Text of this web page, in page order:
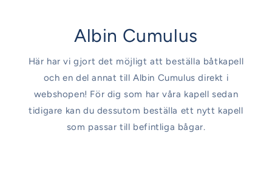
Albin Cumulus
Här har vi gjort det möjligt att beställa båtkapell
och en del annat till Albin Cumulus direkt i
webshopen! För dig som har våra kapell sedan
tidigare kan du dessutom beställa ett nytt kapell
som passar till befintliga bågar.